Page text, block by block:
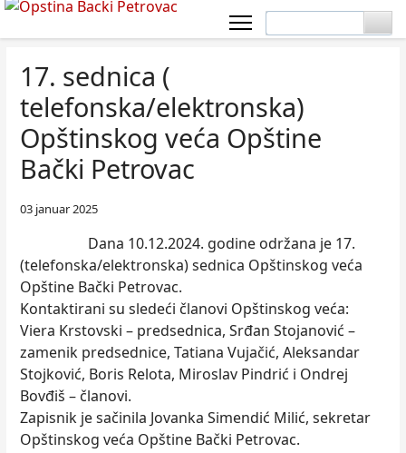
17. sednica (
telefonska/elektronska)
Opštinskog veća Opštine
Bački Petrovac
03 januar 2025
Dana 10.12.2024. godine održana je 17.
(telefonska/elektronska) sednica Opštinskog veća
Opštine Bački Petrovac.
Kontaktirani su sledeći članovi Opštinskog veća:
Viera Krstovski – predsednica, Srđan Stojanović –
zamenik predsednice, Tatiana Vujačić, Aleksandar
Stojković, Boris Relota, Miroslav Pindrić i Ondrej
Bovđiš – članovi.
Zapisnik je sačinila Jovanka Simendić Milić, sekretar
Opštinskog veća Opštine Bački Petrovac.